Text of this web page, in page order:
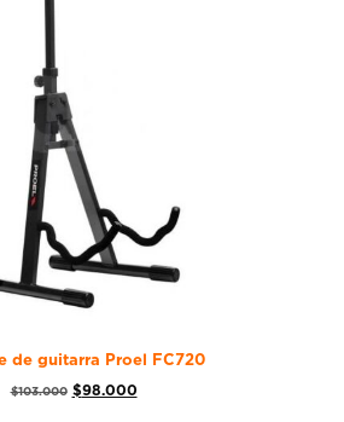
de guitarra Proel FC720
$103.000 $98.000